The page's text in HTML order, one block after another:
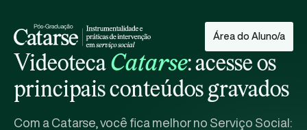
Área do Aluno/a
Videoteca Catarse: acesse os
principais conteúdos gravados
Com a Catarse, você fica melhor no Serviço Social: